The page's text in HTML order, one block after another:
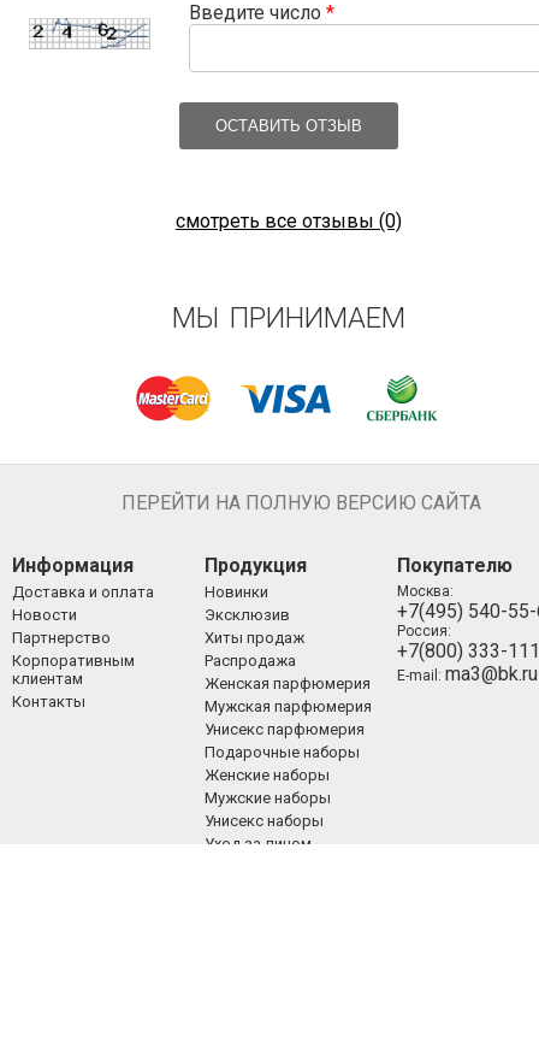
Введите число *
ОСТАВИТЬ ОТЗЫВ
смотреть все отзывы (0)
МЫ ПРИНИМАЕМ
ПЕРЕЙТИ НА ПОЛНУЮ ВЕРСИЮ САЙТА
Информация
Доставка и оплата
Новости
Партнерство
Корпоративным
клиентам
Контакты
Продукция
Новинки
Эксклюзив
Хиты продаж
Распродажа
Женская парфюмерия
Мужская парфюмерия
Унисекс парфюмерия
Подарочные наборы
Женские наборы
Мужские наборы
Унисекс наборы
Уход за лицом
Покупателю
Москва:
+7(495) 540-
Россия:
+7(800) 333-
E-mail: ma3@bk.ru